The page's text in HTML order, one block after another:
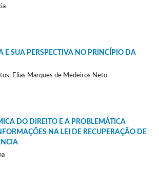
E SUA PERSPECTIVA NO PRINCÍPIO DA
Elias Marques de Medeiros Neto
DO DIREITO E A PROBLEMÁTICA
NA LEI DE RECUPERAÇÃO DE